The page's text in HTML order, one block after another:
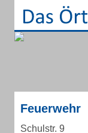
Feuerwehr
Schulstr. 9